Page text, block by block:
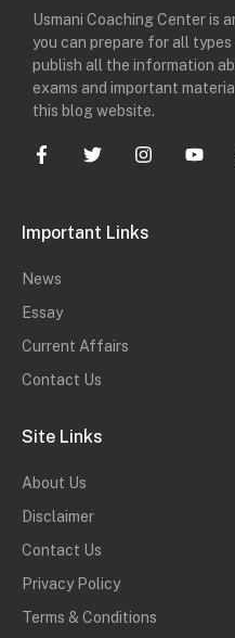
Usmani Coaching Center is
you can prepare for all
publish all the information
exams and important
this blog website.
Important Links
News
Essay
Current Affairs
Contact Us
Site Links
About Us
Disclaimer
Contact Us
Privacy Policy
Terms & Conditions